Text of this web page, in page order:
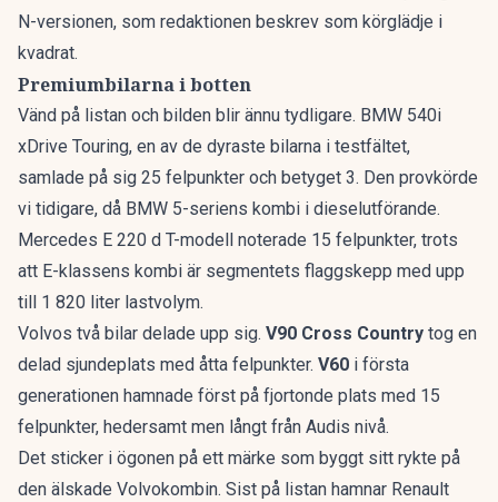
N-versionen, som redaktionen beskrev som körglädje i
kvadrat.
Premiumbilarna i botten
Vänd på listan och bilden blir ännu tydligare. BMW 540i
xDrive Touring, en av de dyraste bilarna i testfältet,
samlade på sig 25 felpunkter och betyget 3. Den provkörde
vi tidigare, då BMW 5-seriens kombi i dieselutförande.
Mercedes E 220 d T-modell noterade 15 felpunkter, trots
att E-klassens kombi är segmentets flaggskepp med upp
till 1 820 liter lastvolym.
Volvos två bilar delade upp sig. V90 Cross Country tog en
delad sjundeplats med åtta felpunkter. V60 i första
generationen hamnade först på fjortonde plats med 15
felpunkter, hedersamt men långt från Audis nivå.
Det sticker i ögonen på ett märke som byggt sitt rykte på
den älskade Volvokombin. Sist på listan hamnar Renault